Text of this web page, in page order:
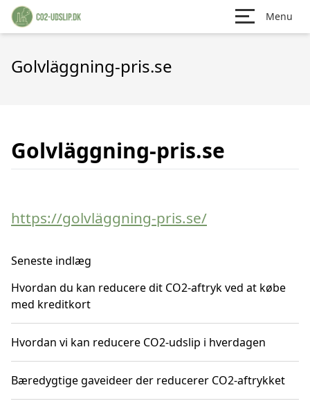
Menu
Golvläggning-pris.se
Golvläggning-pris.se
https://golvläggning-pris.se/
Seneste indlæg
Hvordan du kan reducere dit CO2-aftryk ved at købe
med kreditkort
Hvordan vi kan reducere CO2-udslip i hverdagen
Bæredygtige gaveideer der reducerer CO2-aftrykket